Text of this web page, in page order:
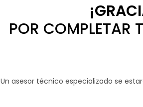
POR COMPLETAR
Un asesor técnico especializado se